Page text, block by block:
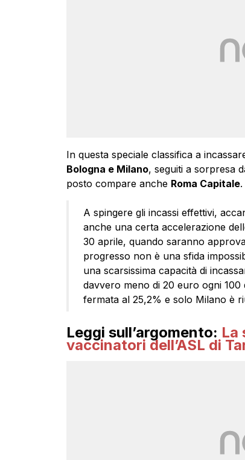
In questa speciale classifica a
Bologna e Milano, seguiti a sorpresa
posto compare anche Roma Capitale.
A spingere gli incassi effettivi,
anche una certa accelerazione
30 aprile, quando saranno
progresso non è una sfida
una scarsissima capacità di
davvero meno di 20 euro ogni
fermata al 25,2% e solo Milano è
Leggi sull’argomento: La
vaccinatori dell’ASL di